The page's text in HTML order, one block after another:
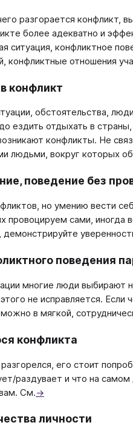
разгорается конфликт,
более адекватно и
ситуация, конфликтное
конфликтные отношения
конфликт
обстоятельства,
ездить отдыхать в
конфликты. Не
людьми, вокруг которых
поведение без
но умению вести
провоцируем сами,
демонстрируйте
поведения
многие люди выбирают
не исправляется.
в мягкой,
конфликта
его стоит
раздувает и что на
См.→
личности